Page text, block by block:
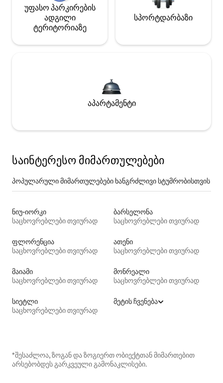
უფასო პარკირების
ადგილი
ტერიტორიაზე
სპორტდარბაზი
აპარტამენტი
საინტერესო მიმართულებები
პოპულარული მიმართულებები ხანგრძლივი სტუმრობისთვის
ნიუ-იორკი
საცხოვრებლები თვიურად
ბარსელონა
საცხოვრებლები თვიურად
ფლორენცია
საცხოვრებლები თვიურად
ათენი
საცხოვრებლები თვიურად
მაიამი
საცხოვრებლები თვიურად
მონრეალი
საცხოვრებლები თვიურად
სიეტლი
საცხოვრებლები თვიურად
მეტის ჩვენება
*შესაძლოა, ზოგან და ზოგიერთ ობიექტთან მიმართებით
არსებობდეს გარკვეული გამონაკლისები.